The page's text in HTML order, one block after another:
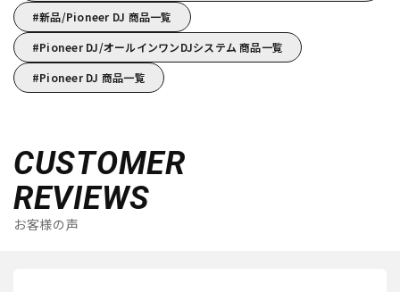
新品/Pioneer DJ 商品一覧
Pioneer DJ/オールインワンDJシステム 商品一覧
Pioneer DJ 商品一覧
CUSTOMER
REVIEWS
お客様の声